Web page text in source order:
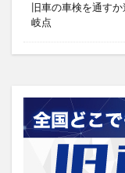
旧車の車検を通す
岐点